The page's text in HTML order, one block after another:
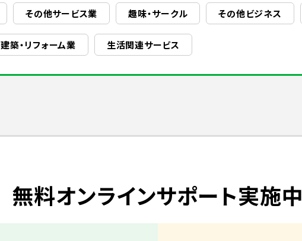
その他サービス業 趣味・サークル その他ビジネス
建築・リフォーム業 生活関連サービス
無料オンラインサポート実施中